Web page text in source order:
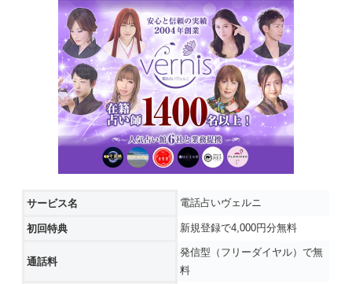
サービス名 電話占いヴェルニ
初回特典 新規登録で4,000円分無料
通話料
発信型（フリーダイヤル）で無
料